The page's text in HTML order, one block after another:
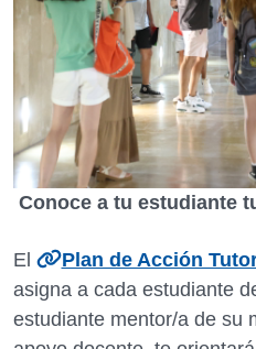
Conoce a tu estudiante
El Plan de Acción
asigna a cada estudiante
estudiante mentor/a de su